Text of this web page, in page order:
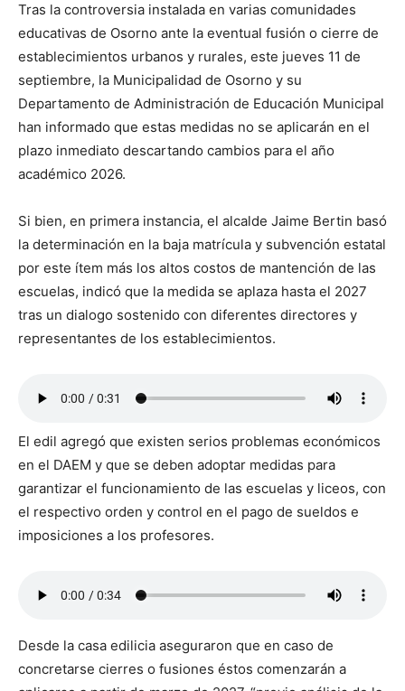
Tras la controversia instalada en varias comunidades
educativas de Osorno ante la eventual fusión o cierre de
establecimientos urbanos y rurales, este jueves 11 de
septiembre, la Municipalidad de Osorno y su
Departamento de Administración de Educación Municipal
han informado que estas medidas no se aplicarán en el
plazo inmediato descartando cambios para el año
académico 2026.
Si bien, en primera instancia, el alcalde Jaime Bertin basó
la determinación en la baja matrícula y subvención estatal
por este ítem más los altos costos de mantención de las
escuelas, indicó que la medida se aplaza hasta el 2027
tras un dialogo sostenido con diferentes directores y
representantes de los establecimientos.
El edil agregó que existen serios problemas económicos
en el DAEM y que se deben adoptar medidas para
garantizar el funcionamiento de las escuelas y liceos, con
el respectivo orden y control en el pago de sueldos e
imposiciones a los profesores.
Desde la casa edilicia aseguraron que en caso de
concretarse cierres o fusiones éstos comenzarán a